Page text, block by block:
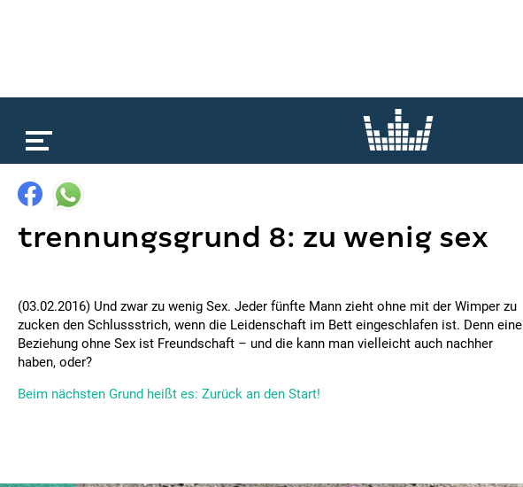
trennungsgrund 8: zu wenig sex
(03.02.2016) Und zwar zu wenig Sex. Jeder fünfte Mann zieht ohne mit der Wimper zu
zucken den Schlussstrich, wenn die Leidenschaft im Bett eingeschlafen ist. Denn eine
Beziehung ohne Sex ist Freundschaft – und die kann man vielleicht auch nachher
haben, oder?
Beim nächsten Grund heißt es: Zurück an den Start!